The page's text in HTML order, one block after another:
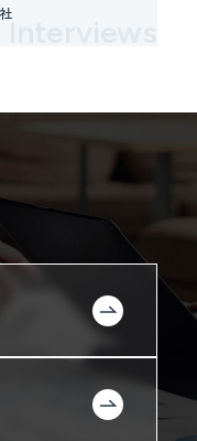
Interviews